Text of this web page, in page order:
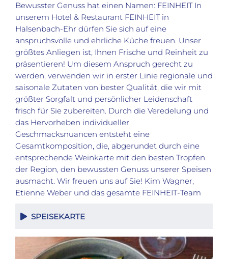
Bewusster Genuss hat einen Namen: FEINHEIT In
unserem Hotel & Restaurant FEINHEIT in
Halsenbach-Ehr dürfen Sie sich auf eine
anspruchsvolle und ehrliche Küche freuen. Unser
größtes Anliegen ist, Ihnen Frische und Reinheit zu
präsentieren! Um diesem Anspruch gerecht zu
werden, verwenden wir in erster Linie regionale und
saisonale Zutaten von bester Qualität, die wir mit
größter Sorgfalt und persönlicher Leidenschaft
frisch für Sie zubereiten. Durch die Veredelung und
das Hervorheben individueller
Geschmacksnuancen entsteht eine
Gesamtkomposition, die, abgerundet durch eine
entsprechende Weinkarte mit den besten Tropfen
der Region, den bewussten Genuss unserer Speisen
ausmacht. Wir freuen uns auf Sie! Kim Wagner,
Etienne Weber und das gesamte FEINHEIT-Team
SPEISEKARTE